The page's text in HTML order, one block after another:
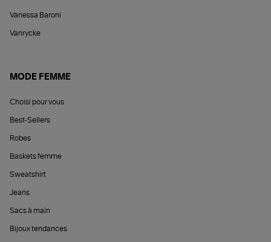
Vanessa Baroni
Vanrycke
MODE FEMME
Choisi pour vous
Best-Sellers
Robes
Baskets femme
Sweatshirt
Jeans
Sacs à main
Bijoux tendances